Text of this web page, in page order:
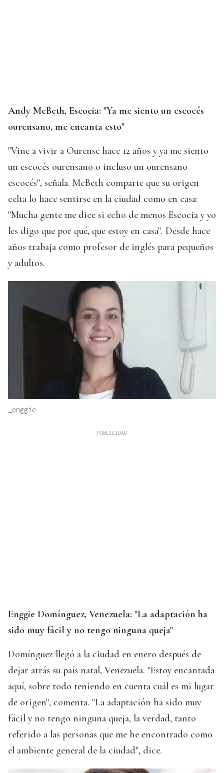
Andy McBeth, Escocia: "Ya me siento un escocés
ourensano, me encanta esto"
"Vine a vivir a Ourense hace 12 años y ya me siento
un escocés ourensano o incluso un ourensano
escocés", señala. McBeth comparte que su origen
celta lo hace sentirse en la ciudad como en casa:
"Mucha gente me dice si echo de menos Escocia y yo
les digo que por qué, que estoy en casa". Desde hace
años trabaja como profesor de inglés para pequeños
y adultos.
_enggie
Enggie Domínguez, Venezuela: "La adaptación ha
sido muy fácil y no tengo ninguna queja"
Domínguez llegó a la ciudad en enero después de
dejar atrás su país natal, Venezuela. "Estoy encantada
aquí, sobre todo teniendo en cuenta cuál es mi lugar
de origen", comenta. "La adaptación ha sido muy
fácil y no tengo ninguna queja, la verdad, tanto
referido a las personas que me he encontrado como
el ambiente general de la ciudad", dice.